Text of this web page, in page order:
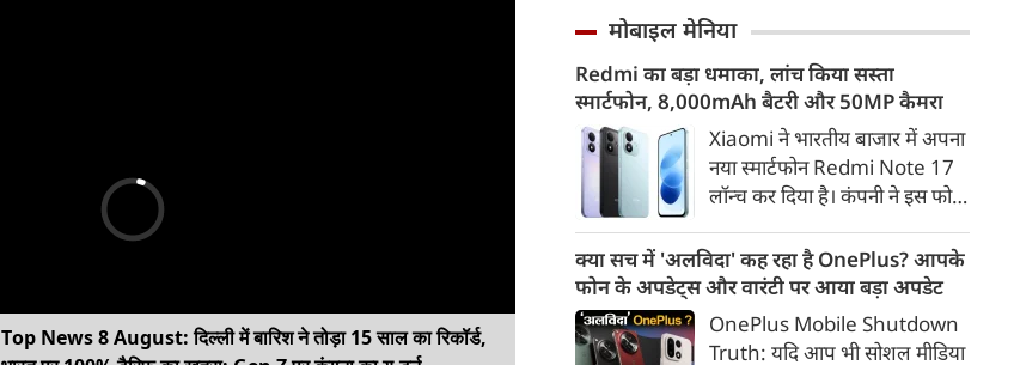
Top News 8 August: दिल्ली में बारिश ने तोड़ा 15 साल का रिकॉर्ड,
चुका है। उन्होंने सवाल उठाया कि तीन
हुआ और इसे परिसीमन से क्यों जोड़ा
जा रहा है।
मोबाइल मेनिया
Redmi का बड़ा धमाका, लांच किया सस्ता
स्मार्टफोन, 8,000mAh बैटरी और 50MP कैमरा
Xiaomi ने भारतीय बाजार में अपना
नया स्मार्टफोन Redmi Note 17
लॉन्च कर दिया है। कंपनी ने इस फोन
डिस्प्ले, 8,000mAh की बड़ी बैटरी
और Qualcomm Snapdragon
चिपसेट के साथ पेश किया है। फोन में
50MP का मेन कैमरा दिया गया है।
क्या सच में 'अलविदा' कह रहा है OnePlus? आपके
फोन के अपडेट्स और वारंटी पर आया बड़ा अपडेट
OnePlus Mobile Shutdown
Truth: यदि आप भी सोशल मीडिया